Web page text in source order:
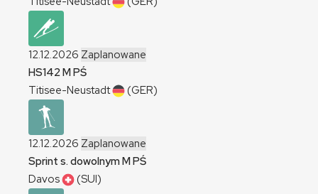
12.12.2026 Zaplanowane
HS142MPŚ
Titisee-Neustadt
(GER)
12.12.2026 Zaplanowane
Sprint s. dowolnymMPŚ
Davos
(SUI)